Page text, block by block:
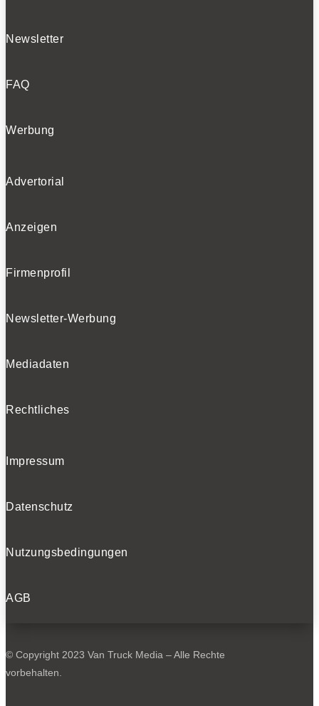
Newsletter
FAQ
Werbung
Advertorial
Anzeigen
Firmenprofil
Newsletter-Werbung
Mediadaten
Rechtliches
Impressum
Datenschutz
Nutzungsbedingungen
AGB
© Copyright 2023 Van Truck Media – Alle Rechte
vorbehalten.